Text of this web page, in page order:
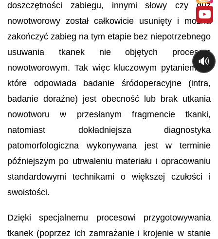
doszczętności zabiegu, innymi słowy czy guz
nowotworowy został całkowicie usunięty i można
zakończyć zabieg na tym etapie bez niepotrzebnego
usuwania tkanek nie objętych procesem
nowotworowym. Tak więc kluczowym pytaniem na
które odpowiada badanie śródoperacyjne (intra,
badanie doraźne) jest obecność lub brak utkania
nowotworu w przesłanym fragmencie tkanki,
natomiast dokładniejsza diagnostyka
patomorfologiczna wykonywana jest w terminie
późniejszym po utrwaleniu materiału i opracowaniu
standardowymi technikami o większej czułości i
swoistości.
Dzięki specjalnemu procesowi przygotowywania
tkanek (poprzez ich zamrażanie i krojenie w stanie
🔊